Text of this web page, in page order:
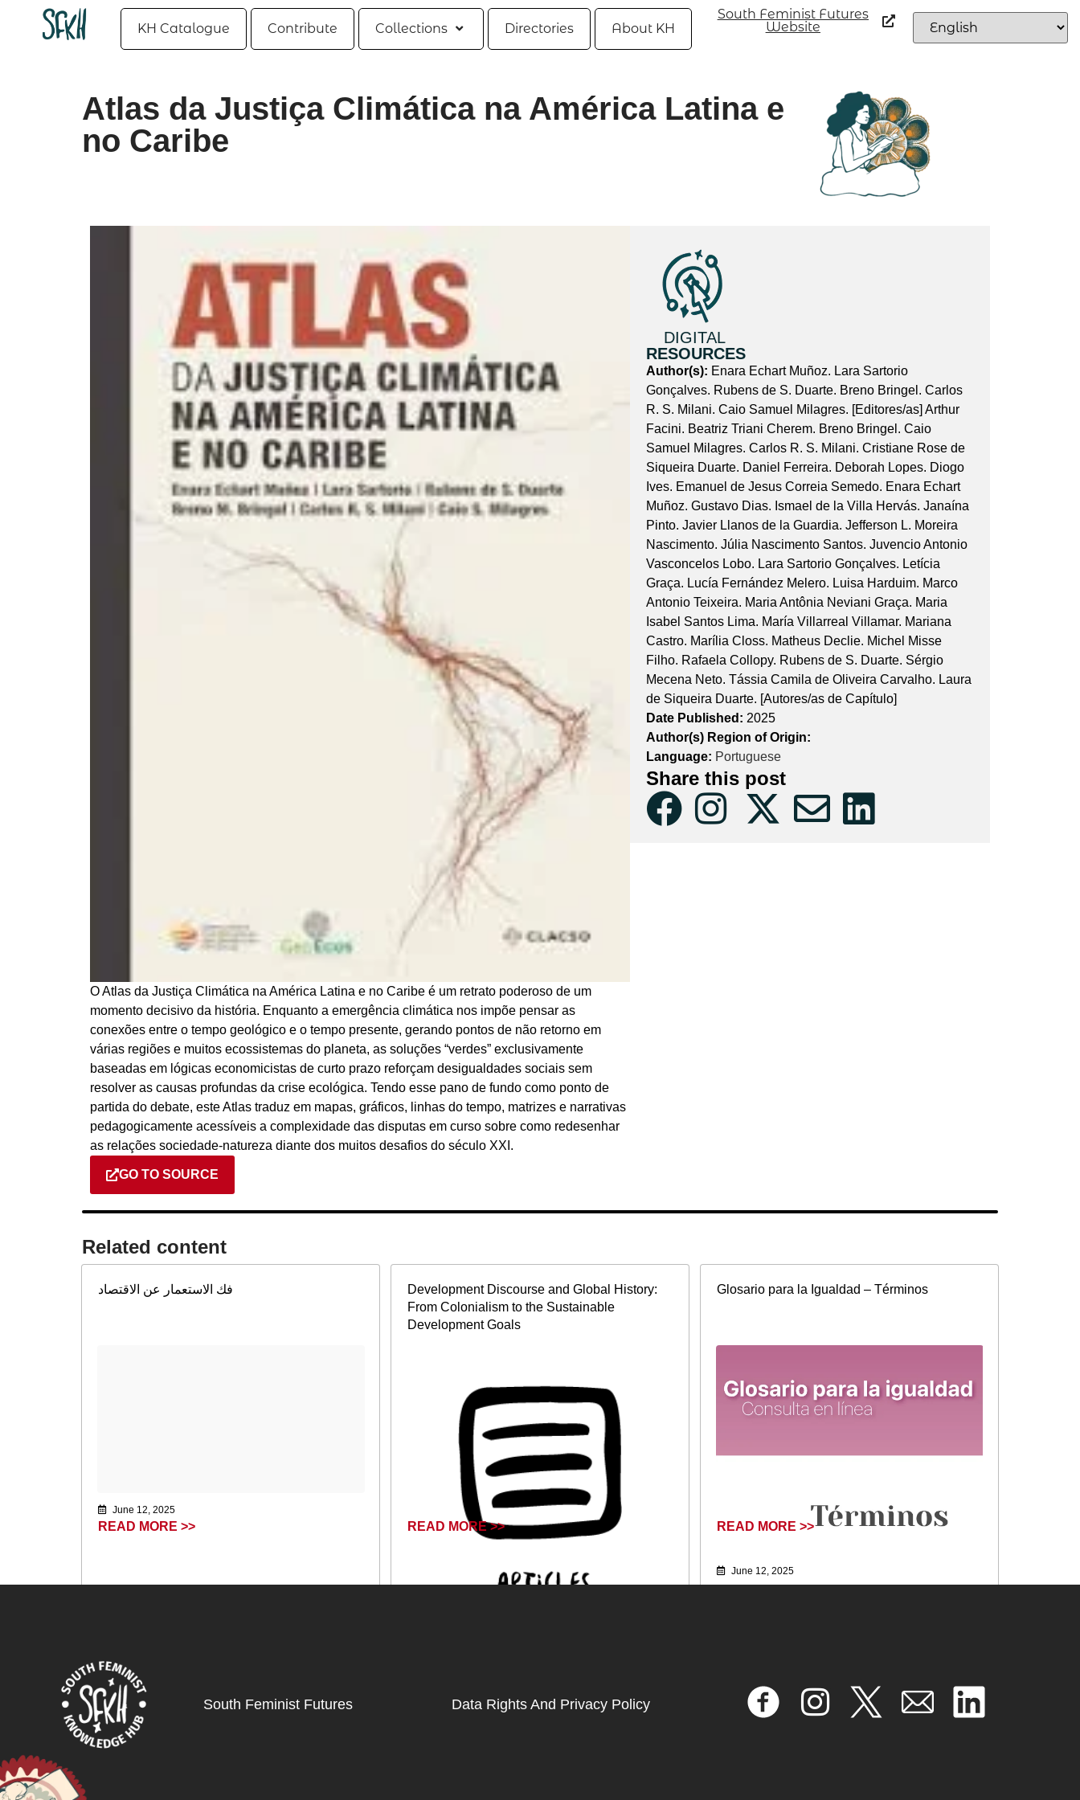
KH Catalogue Contribute Collections Directories About KH
South Feminist Futures
Website
Atlas da Justiça Climática na América Latina e
no Caribe
O Atlas da Justiça Climática na América Latina e no Caribe é um retrato poderoso de um
momento decisivo da história. Enquanto a emergência climática nos impõe pensar as
conexões entre o tempo geológico e o tempo presente, gerando pontos de não retorno em
várias regiões e muitos ecossistemas do planeta, as soluções “verdes” exclusivamente
baseadas em lógicas economicistas de curto prazo reforçam desigualdades sociais sem
resolver as causas profundas da crise ecológica. Tendo esse pano de fundo como ponto de
partida do debate, este Atlas traduz em mapas, gráficos, linhas do tempo, matrizes e narrativas
pedagogicamente acessíveis a complexidade das disputas em curso sobre como redesenhar
as relações sociedade-natureza diante dos muitos desafios do século XXI.
GO TO SOURCE
DIGITAL
RESOURCES
Author(s): Enara Echart Muñoz. Lara Sartorio
Gonçalves. Rubens de S. Duarte. Breno Bringel. Carlos
R. S. Milani. Caio Samuel Milagres. [Editores/as] Arthur
Facini. Beatriz Triani Cherem. Breno Bringel. Caio
Samuel Milagres. Carlos R. S. Milani. Cristiane Rose de
Siqueira Duarte. Daniel Ferreira. Deborah Lopes. Diogo
Ives. Emanuel de Jesus Correia Semedo. Enara Echart
Muñoz. Gustavo Dias. Ismael de la Villa Hervás. Janaína
Pinto. Javier Llanos de la Guardia. Jefferson L. Moreira
Nascimento. Júlia Nascimento Santos. Juvencio Antonio
Vasconcelos Lobo. Lara Sartorio Gonçalves. Letícia
Graça. Lucía Fernández Melero. Luisa Harduim. Marco
Antonio Teixeira. Maria Antônia Neviani Graça. Maria
Isabel Santos Lima. María Villarreal Villamar. Mariana
Castro. Marília Closs. Matheus Declie. Michel Misse
Filho. Rafaela Collopy. Rubens de S. Duarte. Sérgio
Mecena Neto. Tássia Camila de Oliveira Carvalho. Laura
de Siqueira Duarte. [Autores/as de Capítulo]
Date Published: 2025
Author(s) Region of Origin:
Language: Portuguese
Share this post
Related content​
فك الاستعمار عن الاقتصاد
June 12, 2025
READ MORE >>
Development Discourse and Global History:
From Colonialism to the Sustainable
Development Goals
READ MORE >>
Glosario para la Igualdad – Términos
June 12, 2025
READ MORE >>
South Feminist Futures Data Rights And Privacy Policy